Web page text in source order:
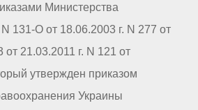
Министерства
131-О от 18.06.2003 г. N 277 от
от 21.03.2011 г. N 121 от
утвержден приказом
Украины